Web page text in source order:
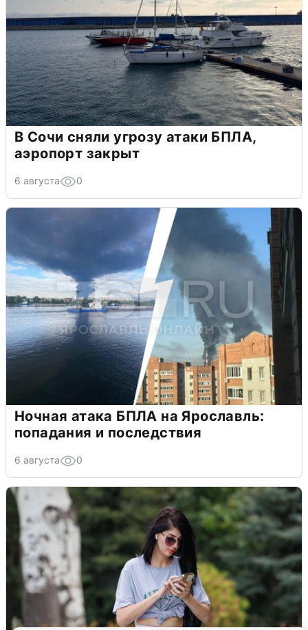
В Сочи сняли угрозу атаки БПЛА,
аэропорт закрыт
6 августа 0
Ночная атака БПЛА на Ярославль:
попадания и последствия
6 августа 0